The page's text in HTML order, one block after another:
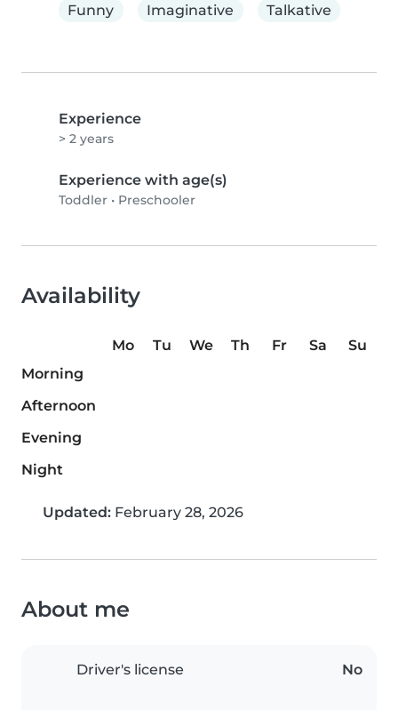
Funny
Imaginative Talkative
Experience
> 2 years
Experience with age(s)
Toddler • Preschooler
Availability
Mo Tu We Th Fr Sa
Su
Morning
Afternoon
Evening
Night
Updated: February 28, 2026
About me
Driver's license No